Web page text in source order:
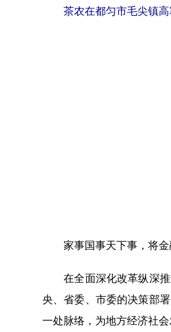
茶农在都匀市毛尖镇
家事国事天下事，将金
在全面深化改革纵深推
央、省委、市委的决策部
一处脉络，为地方经济社